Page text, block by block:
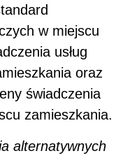
w miejscu
usług
oraz
świadczenia
zamieszkania.
alternatywnych